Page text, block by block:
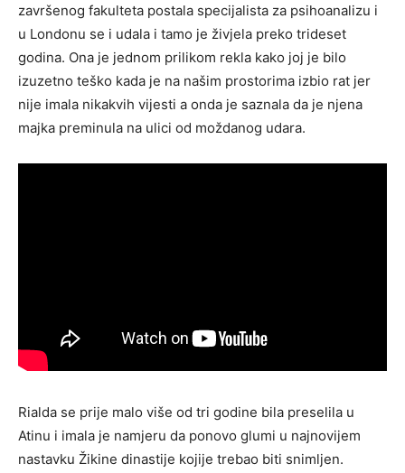
završenog fakulteta postala specijalista za psihoanalizu i
u Londonu se i udala i tamo je živjela preko trideset
godina. Ona je jednom prilikom rekla kako joj je bilo
izuzetno teško kada je na našim prostorima izbio rat jer
nije imala nikakvih vijesti a onda je saznala da je njena
majka preminula na ulici od moždanog udara.
Rialda se prije malo više od tri godine bila preselila u
Atinu i imala je namjeru da ponovo glumi u najnovijem
nastavku Žikine dinastije kojije trebao biti snimljen.